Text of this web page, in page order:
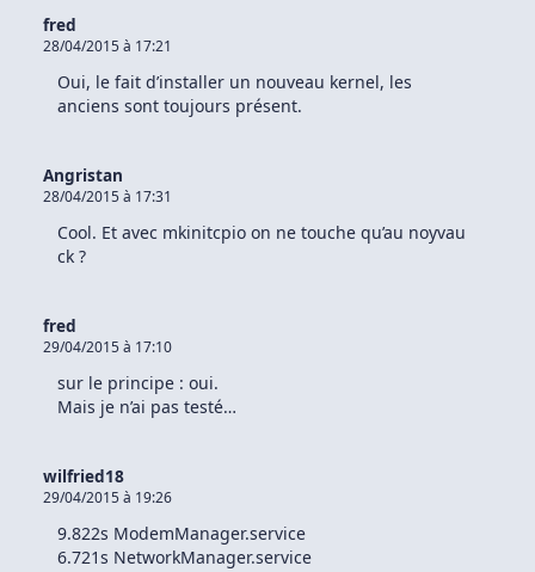
fred
28/04/2015 à 17:21
Oui, le fait d’installer un nouveau kernel, les
anciens sont toujours présent.
Angristan
28/04/2015 à 17:31
Cool. Et avec mkinitcpio on ne touche qu’au noyvau
ck ?
fred
29/04/2015 à 17:10
sur le principe : oui.
Mais je n’ai pas testé…
wilfried18
29/04/2015 à 19:26
9.822s ModemManager.service
6.721s NetworkManager.service